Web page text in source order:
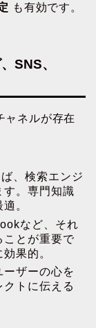
も有効です。
SNS、
ャネルが存在
、検索エンジ
す。専門知識
。
など、それ
ことが重要で
果的。
ザーの心を
トに伝える